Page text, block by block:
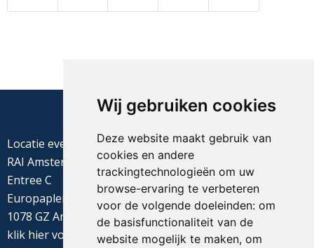
Wij gebruiken cookies
Deze website maakt gebruik van
cookies en andere
trackingtechnologieën om uw
browse-ervaring te verbeteren
voor de volgende doeleinden: om
de basisfunctionaliteit van de
website mogelijk te maken, om
Locatie evenement
RAI Amsterdam
Entree C
Europaplein 22
1078 GZ Amsterdam
klik hiervoor de routebeschrijving